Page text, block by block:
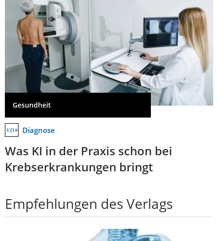
Gesundheit
Diagnose
Was KI in der Praxis schon bei
Krebserkrankungen bringt
Empfehlungen des Verlags